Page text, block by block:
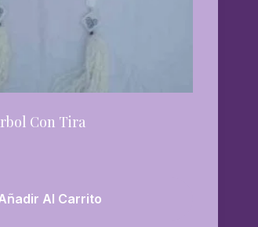
Con Tira
Al Carrito